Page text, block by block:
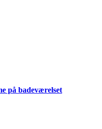
på badeværelset